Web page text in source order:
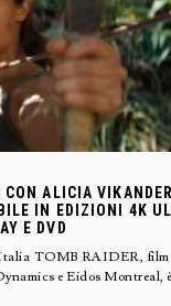
ALICIA
IN EDIZIONI 4K
E DVD
TOMB RAIDER, film
e Eidos Montreal, è